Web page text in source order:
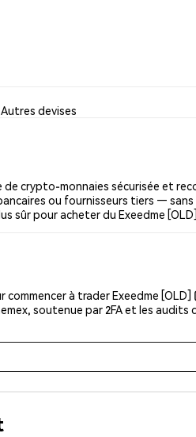
Autres devises
de crypto-monnaies sécurisée et
ou fournisseurs tiers —
pour acheter du Exeedme
à trader Exeedme
soutenue par 2FA et les